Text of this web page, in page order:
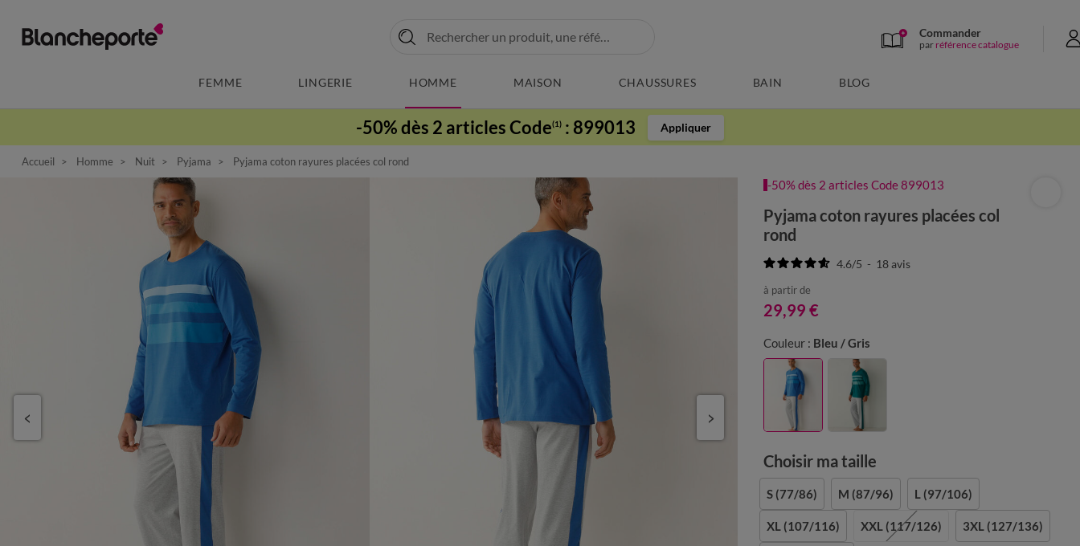
Commander
par référence catalogue
FEMME LINGERIE HOMME MAISON CHAUSSURES BAIN BLOG
-50% dès 2 articles Code(1) : 899013 Appliquer
Accueil Homme Nuit Pyjama Pyjama coton rayures placées col rond
-50% dès 2 articles Code 899013
Pyjama coton rayures placées col
rond
4.6/5 - 18avis
à partir de
29,99 €
Couleur : Bleu / Gris
Choisir ma taille
S (77/86) M (87/96) L (97/106)
XL (107/116) XXL (117/126) 3XL (127/136)